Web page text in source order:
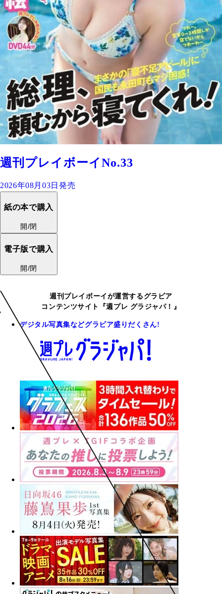
週刊プレイボーイNo.33
2026年08月03日発売
紙の本で購入
開/閉
電子版で購入
開/閉
週刊プレイボーイが運営するグラビア
コンテンツサイト『週プレ グラジャパ！』
デジタル写真集などグラビア盛りだくさん!